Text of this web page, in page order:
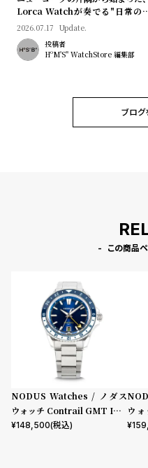
Lorca Watchが奏でる"日常の
マン"｜Brand Picks #08
2026.07.17 Update.
投稿者
HºM'S" WatchStore 編集部
ブログ
この商品
NODUS Watches / ノダス
ウォッチ Contrail GMT Imp
ulse
¥148,500(税込)
ウ
¥